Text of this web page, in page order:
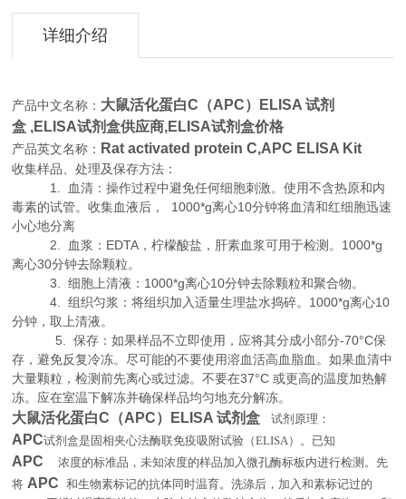
详细介绍
产品中文名称： 大鼠活化蛋白C（APC）ELISA 试剂
盒 ,ELISA试剂盒供应商,ELISA试剂盒价格
产品英文名称： Rat activated protein C,APC ELISA Kit
收集样品、处理及保存方法：
1. 血清：操作过程中避免任何细胞刺激。使用不含热原和内
毒素的试管。收集血液后， 1000*g离心10分钟将血清和红细胞迅速
小心地分离
2. 血浆：EDTA，柠檬酸盐，肝素血浆可用于检测。1000*g
离心30分钟去除颗粒。
3. 细胞上清液：1000*g离心10分钟去除颗粒和聚合物。
4. 组织匀浆：将组织加入适量生理盐水捣碎。1000*g离心10
分钟，取上清液。
5. 保存：如果样品不立即使用，应将其分成小部分-70°C保
存，避免反复冷冻。尽可能的不要使用溶血活高血脂血。如果血清中
大量颗粒，检测前先离心或过滤。不要在37°C 或更高的温度加热解
冻。应在室温下解冻并确保样品均匀地充分解冻。
大鼠活化蛋白C（APC）ELISA 试剂盒试剂原理 ：
APC试剂盒是固相夹心法酶联免疫吸附试验（ELISA）。已知
APC
浓度的标准品，未知浓度的样品加入微孔酶标板内进行检测。先
将 APC
和生物素标记的抗体同时温育。洗涤后，加入和素标记过的